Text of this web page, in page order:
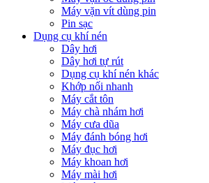
Máy vặn vít dùng pin
Pin sạc
Dụng cụ khí nén
Dây hơi
Dây hơi tự rút
Dụng cụ khí nén khác
Khớp nối nhanh
Máy cắt tôn
Máy chà nhám hơi
Máy cưa dũa
Máy đánh bóng hơi
Máy đục hơi
Máy khoan hơi
Máy mài hơi